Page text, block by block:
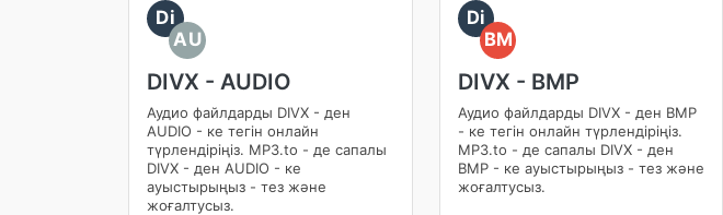
Di
AU
DIVX - AUDIO
Аудио файлдарды DIVX - ден
AUDIO - ке тегін онлайн
түрлендіріңіз. MP3.to - де сапалы
DIVX - ден AUDIO - ке
ауыстырыңыз - тез және
жоғалтусыз.
Di
BM
DIVX - BMP
Аудио файлдарды DIVX - ден BMP
- ке тегін онлайн түрлендіріңіз.
MP3.to - де сапалы DIVX - ден
BMP - ке ауыстырыңыз - тез және
жоғалтусыз.